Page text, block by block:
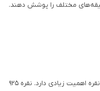
مختلف را پوشش دهند.
هنگام خرید انگشتر نقره، توجه به عیار نقره اهمیت زیادی دارد. نقره 925